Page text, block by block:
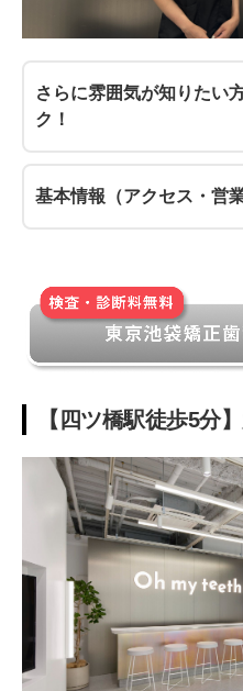
さらに雰囲気が知りたい
ク！
基本情報（アクセス・営
【四ツ橋駅徒歩5分